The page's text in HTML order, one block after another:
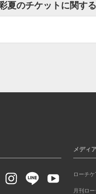
夏のチケットに関す
メディ
ローチ
月刊ロー